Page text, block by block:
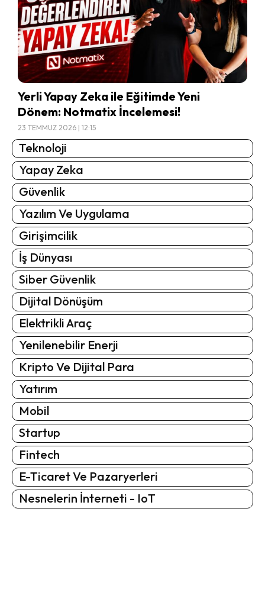
Yerli Yapay Zeka ile Eğitimde Yeni
Dönem: Notmatix İncelemesi!
23 TEMMUZ 2026 | 12:15
Teknoloji
Yapay Zeka
Güvenlik
Yazılım Ve Uygulama
Girişimcilik
İş Dünyası
Siber Güvenlik
Dijital Dönüşüm
Elektrikli Araç
Yenilenebilir Enerji
Kripto Ve Dijital Para
Yatırım
Mobil
Startup
Fintech
E-Ticaret Ve Pazaryerleri
Nesnelerin İnterneti - IoT